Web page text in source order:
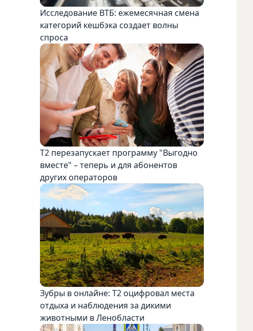
Исследование ВТБ: ежемесячная смена
категорий кешбэка создает волны
спроса
Т2 перезапускает программу "Выгодно
вместе" – теперь и для абонентов
других операторов
Зубры в онлайне: Т2 оцифровал места
отдыха и наблюдения за дикими
животными в Ленобласти